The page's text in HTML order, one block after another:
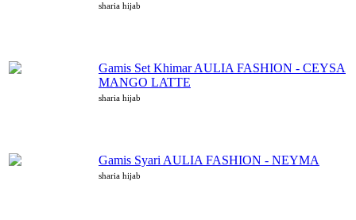
sharia hijab
Gamis Set Khimar AULIA FASHION - CEYSA
MANGO LATTE
sharia hijab
Gamis Syari AULIA FASHION - NEYMA
sharia hijab